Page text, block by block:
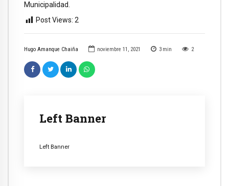
Hugo Amanque Chaiña noviembre 11, 2021 3 min 2
Left Banner
Left Banner
Municipalidad.
Post Views: 2